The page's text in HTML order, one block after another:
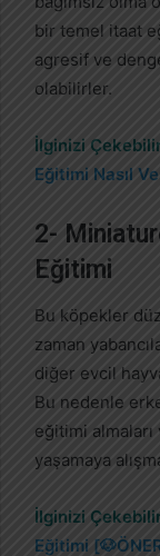
bir temel itaat
agresif ve
olabilirler.
İlginizi
Eğitimi Nasıl
2-
Eğitimi
Bu köpekler
zaman
diğer evcil
Bu nedenle
eğitimi almaları
yaşamaya
İlginizi
Eğitimi